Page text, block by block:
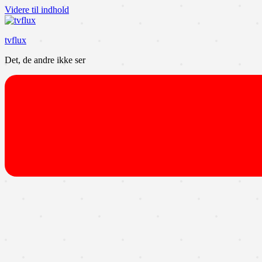
Videre til indhold
tvflux
Det, de andre ikke ser